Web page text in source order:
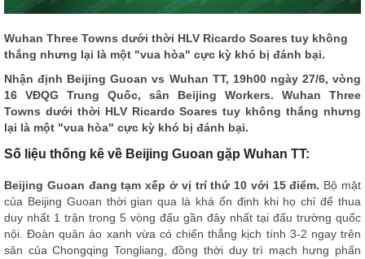
Wuhan Three Towns dưới thời HLV Ricardo Soares tuy không
thắng nhưng lại là một "vua hòa" cực kỳ khó bị đánh bại.
Nhận định Beijing Guoan vs Wuhan TT, 19h00 ngày 27/6, vòng
16 VĐQG Trung Quốc, sân Beijing Workers. Wuhan Three
Towns dưới thời HLV Ricardo Soares tuy không thắng nhưng
lại là một "vua hòa" cực kỳ khó bị đánh bại.
Số liệu thống kê về Beijing Guoan gặp Wuhan TT:
Beijing Guoan đang tạm xếp ở vị trí thứ 10 với 15 điểm. Bộ mặt
của Beijing Guoan thời gian qua là khá ổn định khi họ chỉ để thua
duy nhất 1 trận trong 5 vòng đấu gần đây nhất tại đấu trường quốc
nội. Đoàn quân áo xanh vừa có chiến thắng kịch tính 3-2 ngay trên
sân của Chongqing Tongliang, đồng thời duy trì mạch hưng phấn